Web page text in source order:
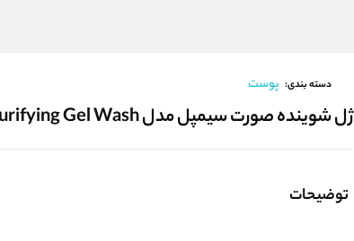
دسته بندی: پوست
ژل شوینده صورت سیمپل مدل Purifying Gel Wash
توضیحات